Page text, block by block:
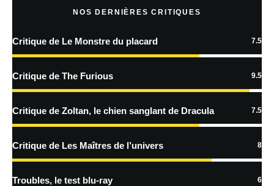
En savoir
traitées
NOS DERNIÈRES CRITIQUES
Critique de Le Monstre du placard 7.5
Critique de The Furious 9.5
Critique de Zoltan, le chien sanglant de Dracula 7.5
Critique de Les Maîtres de l’univers 8
Troubles, le test blu-ray 6